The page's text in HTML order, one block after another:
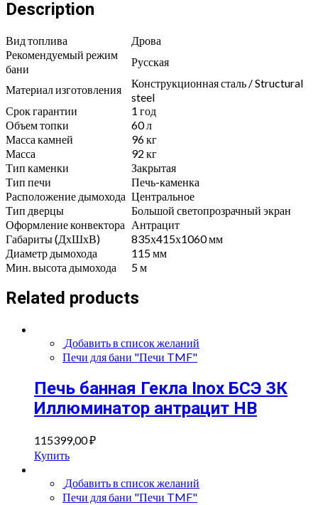
ЗК
антрацит
Description
Вид топлива
Дрова
Рекомендуемый режим
бани
Русская
Материал изготовления
Конструкционная сталь / Structural
steel
Срок гарантии
1 год
Объем топки
60 л
Масса камней
96 кг
Масса
92 кг
Тип каменки
Закрытая
Тип печи
Печь-каменка
Расположение дымохода Центральное
Тип дверцы
Большой светопрозрачный экран
Оформление конвектора
Антрацит
Габариты (ДхШхВ)
835х415х1060 мм
Диаметр дымохода
115 мм
Мин. высота дымохода
5 м
Related products
Добавить в список желаний
Печи для бани "Печи TMF"
Печь банная Гекла Inox БСЭ ЗК
Иллюминатор антрацит НВ
115399,00₽
Купить
Добавить в список желаний
Печи для бани "Печи TMF"